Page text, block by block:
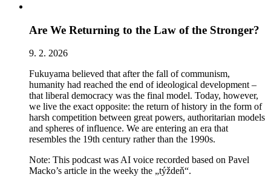
Are We Returning to the Law of the Stronger?
9. 2. 2026
Fukuyama believed that after the fall of communism,
humanity had reached the end of ideological development –
that liberal democracy was the final model. Today, however,
we live the exact opposite: the return of history in the form of
harsh competition between great powers, authoritarian models
and spheres of influence. We are entering an era that
resembles the 19th century rather than the 1990s.
Note: This podcast was AI voice recorded based on Pavel
Macko’s article in the weeky the „týždeň“.